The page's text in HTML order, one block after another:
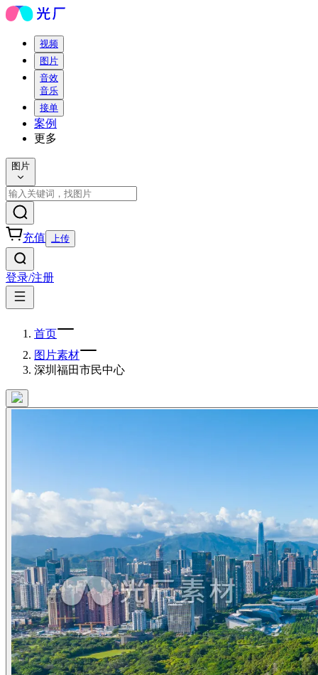
视频
图片
音效
音乐
接单
案例
更多
图片
充值 上传
登录/注册
首页
图片素材
深圳福田市民中心